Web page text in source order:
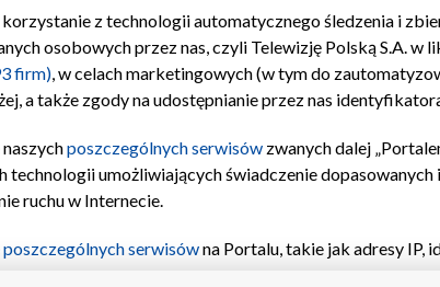
prywatności Moje zgody Pomoc Biuro
z technologii automatycznego śledzenia i
osobowych przez nas, czyli Telewizję Polską S.A. w
firm), w celach marketingowych (w tym do
a także zgody na udostępnianie przez nas
poszczególnych serwisów zwanych dalej
umożliwiających świadczenie dopasowanych
ruchu w Internecie.
poszczególnych serwisówna Portalu, takie jak adresy